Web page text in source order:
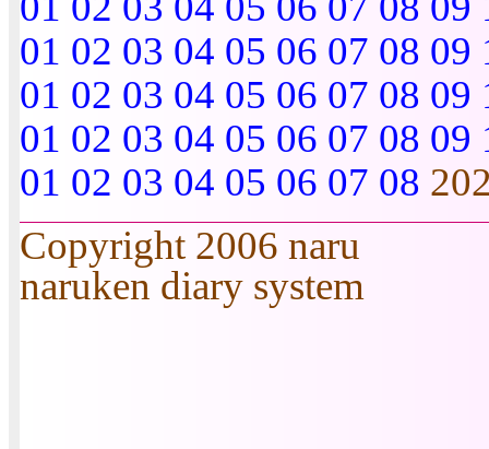
01 02 03 04 05 06 07 08 09
01 02 03 04 05 06 07 08 09
01 02 03 04 05 06 07 08 09
01 02 03 04 05 06 07 08
Copyright 2006 naru
naruken diary system